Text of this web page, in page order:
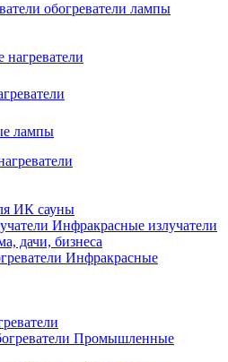
обогреватели лампы
нагреватели
лампы
ИК сауны
Инфракрасные излучатели
дачи, бизнеса
Инфракрасные
Промышленные